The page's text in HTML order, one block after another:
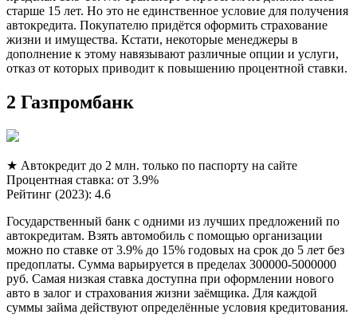
старше 15 лет. Но это не единственное условие для получения
автокредита. Покупателю придётся оформить страхование
жизни и имущества. Кстати, некоторые менеджеры в
дополнение к этому навязывают различные опции и услуги,
отказ от которых приводит к повышению процентной ставки.
2 Газпромбанк
★ Автокредит до 2 млн. только по паспорту на сайте
Процентная ставка: от 3.9%
Рейтинг (2023): 4.6
Государственный банк с одними из лучших предложений по
автокредитам. Взять автомобиль с помощью организации
можно по ставке от 3.9% до 15% годовых на срок до 5 лет без
предоплаты. Сумма варьируется в пределах 300000-5000000
руб. Самая низкая ставка доступна при оформлении нового
авто в залог и страхования жизни заёмщика. Для каждой
суммы займа действуют определённые условия кредитования.